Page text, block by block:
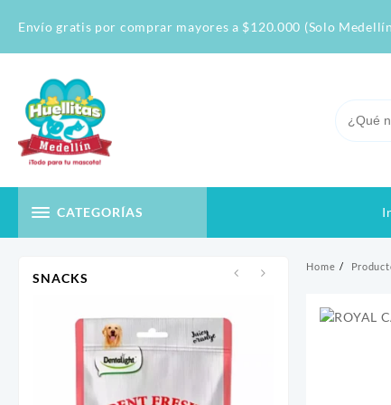
Envío gratis por comprar mayores a $120.000 (Solo
CATEGORÍAS
SNACKS
Home